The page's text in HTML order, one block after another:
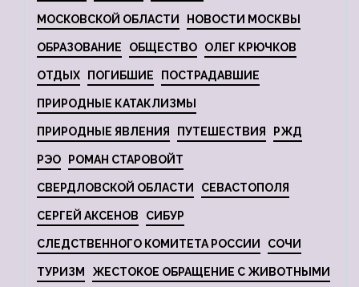
МОСКОВСКОЙ ОБЛАСТИ НОВОСТИ МОСКВЫ
ОБРАЗОВАНИЕ ОБЩЕСТВО ОЛЕГ КРЮЧКОВ
ОТДЫХ ПОГИБШИЕ ПОСТРАДАВШИЕ
ПРИРОДНЫЕ КАТАКЛИЗМЫ
ПРИРОДНЫЕ ЯВЛЕНИЯ ПУТЕШЕСТВИЯ РЖД
РЭО РОМАН СТАРОВОЙТ
СВЕРДЛОВСКОЙ ОБЛАСТИ СЕВАСТОПОЛЯ
СЕРГЕЙ АКСЕНОВ СИБУР
СЛЕДСТВЕННОГО КОМИТЕТА РОССИИ СОЧИ
ТУРИЗМ ЖЕСТОКОЕ ОБРАЩЕНИЕ С ЖИВОТНЫМИ